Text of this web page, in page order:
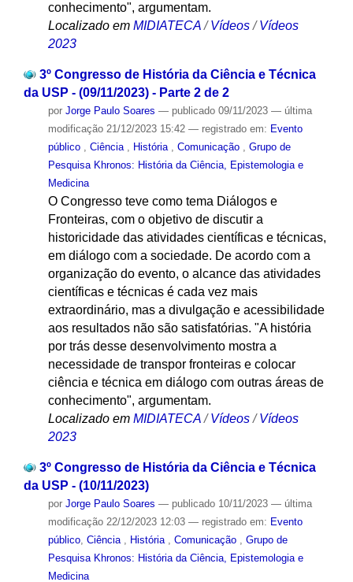
conhecimento", argumentam.
Localizado em MIDIATECA /Vídeos /Vídeos
2023
3º Congresso de História da Ciência e Técnica
da USP - (09/11/2023) - Parte 2 de 2
por Jorge Paulo Soares — publicado09/11/2023 — última
modificação21/12/2023 15:42 — registrado em: Evento
público , Ciência , História , Comunicação , Grupo de
Pesquisa Khronos: História da Ciência, Epistemologia e
Medicina
O Congresso teve como tema Diálogos e
Fronteiras, com o objetivo de discutir a
historicidade das atividades científicas e técnicas,
em diálogo com a sociedade. De acordo com a
organização do evento, o alcance das atividades
científicas e técnicas é cada vez mais
extraordinário, mas a divulgação e acessibilidade
aos resultados não são satisfatórias. "A história
por trás desse desenvolvimento mostra a
necessidade de transpor fronteiras e colocar
ciência e técnica em diálogo com outras áreas de
conhecimento", argumentam.
Localizado em MIDIATECA /Vídeos /Vídeos
2023
3º Congresso de História da Ciência e Técnica
da USP - (10/11/2023)
por Jorge Paulo Soares — publicado10/11/2023 — última
modificação22/12/2023 12:03 — registrado em: Evento
público, Ciência História Comunicação
Grupo de
Pesquisa Khronos: História da Ciência, Epistemologia e
Medicina